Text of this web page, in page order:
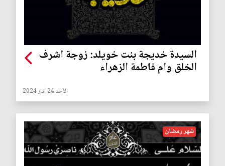
السيدة خديجة بنت خويلد: زوجة اشرف
الخلق وام فاطمة الزهراء
الأحد 24 آذار 2024
شهر رمضان